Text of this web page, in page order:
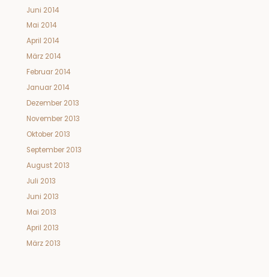
Juni 2014
Mai 2014
April 2014
März 2014
Februar 2014
Januar 2014
Dezember 2013
November 2013
Oktober 2013
September 2013
August 2013
Juli 2013
Juni 2013
Mai 2013
April 2013
März 2013